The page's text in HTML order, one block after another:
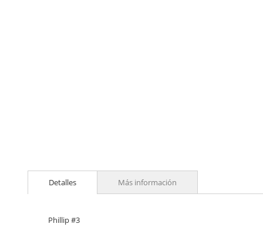
to
beginning
Detalles
Phillip #3
Más información